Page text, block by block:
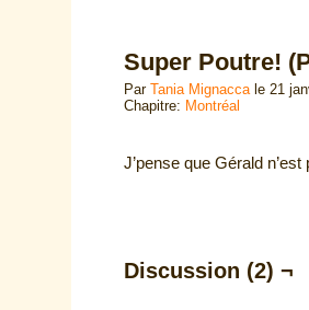
Super Poutre!
Par Tania Mignacca le 21
Chapitre: Montréal
J’pense que Gérald
Discussion (2) ¬